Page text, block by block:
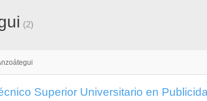
(2)
Superior Universitario en